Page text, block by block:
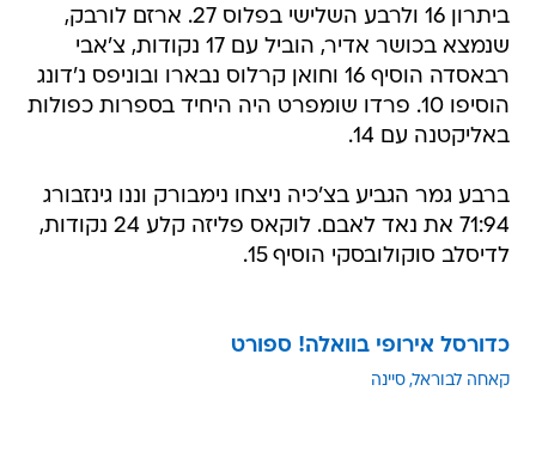
ביתרון 16 ולרבע השלישי בפלוס 27. ארזם לורבק,
שנמצא בכושר אדיר, הוביל עם 17 נקודות, צ'אבי
רבאסדה הוסיף 16 וחואן קרלוס נבארו ובוניפס נ'דונג
הוסיפו 10. פרדו שומפרט היה היחיד בספרות כפולות
באליקטנה עם 14.
ברבע גמר הגביע בצ'כיה ניצחו נימבורק וננו גינזבורג
71:94 את נאד לאבם. לוקאס פליזה קלע 24 נקודות,
לדיסלב סוקולובסקי הוסיף 15.
כדורסל אירופי בוואלה! ספורט
קאחה לבוראל סיינה